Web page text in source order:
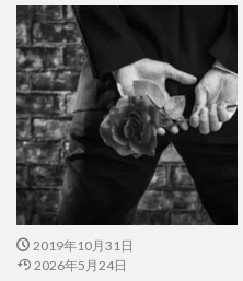
2019年10月31日
2026年5月24日